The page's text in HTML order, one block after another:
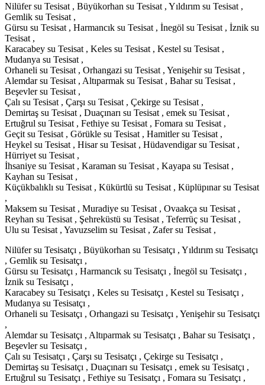
Nilüfer su Tesisat , Büyükorhan su Tesisat , Yıldırım su Tesisat ,
Gemlik su Tesisat ,
Gürsu su Tesisat , Harmancık su Tesisat , İnegöl su Tesisat , İznik su
Tesisat ,
Karacabey su Tesisat , Keles su Tesisat , Kestel su Tesisat ,
Mudanya su Tesisat ,
Orhaneli su Tesisat , Orhangazi su Tesisat , Yenişehir su Tesisat ,
Alemdar su Tesisat , Altıparmak su Tesisat , Bahar su Tesisat ,
Beşevler su Tesisat ,
Çalı su Tesisat , Çarşı su Tesisat , Çekirge su Tesisat ,
Demirtaş su Tesisat , Duaçınarı su Tesisat , emek su Tesisat ,
Ertuğrul su Tesisat , Fethiye su Tesisat , Fomara su Tesisat ,
Geçit su Tesisat , Görükle su Tesisat , Hamitler su Tesisat ,
Heykel su Tesisat , Hisar su Tesisat , Hüdavendigar su Tesisat ,
Hürriyet su Tesisat ,
İhsaniye su Tesisat , Karaman su Tesisat , Kayapa su Tesisat ,
Kayhan su Tesisat ,
Küçükbalıklı su Tesisat , Kükürtlü su Tesisat , Küplüpınar su Tesisat
,
Maksem su Tesisat , Muradiye su Tesisat , Ovaakça su Tesisat ,
Reyhan su Tesisat , Şehreküstü su Tesisat , Teferrüç su Tesisat ,
Ulu su Tesisat , Yavuzselim su Tesisat , Zafer su Tesisat ,
Nilüfer su Tesisatçı , Büyükorhan su Tesisatçı , Yıldırım su Tesisatçı
, Gemlik su Tesisatçı ,
Gürsu su Tesisatçı , Harmancık su Tesisatçı , İnegöl su Tesisatçı ,
İznik su Tesisatçı ,
Karacabey su Tesisatçı , Keles su Tesisatçı , Kestel su Tesisatçı ,
Mudanya su Tesisatçı ,
Orhaneli su Tesisatçı , Orhangazi su Tesisatçı , Yenişehir su Tesisatçı
,
Alemdar su Tesisatçı , Altıparmak su Tesisatçı , Bahar su Tesisatçı ,
Beşevler su Tesisatçı ,
Çalı su Tesisatçı , Çarşı su Tesisatçı , Çekirge su Tesisatçı ,
Demirtaş su Tesisatçı , Duaçınarı su Tesisatçı , emek su Tesisatçı ,
Ertuğrul su Tesisatçı , Fethiye su Tesisatçı , Fomara su Tesisatçı ,